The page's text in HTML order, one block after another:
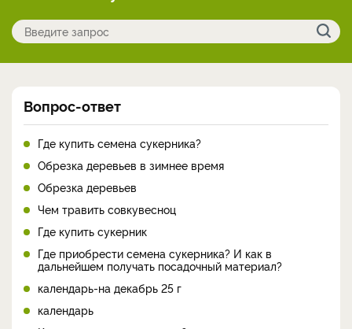
Вопрос-ответ
Где купить семена сукерника?
Обрезка деревьев в зимнее время
Обрезка деревьев
Чем травить совкувесноц
Где купить сукерник
Где приобрести семена сукерника? И как в
дальнейшем получать посадочный материал?
календарь-на декабрь 25 г
календарь